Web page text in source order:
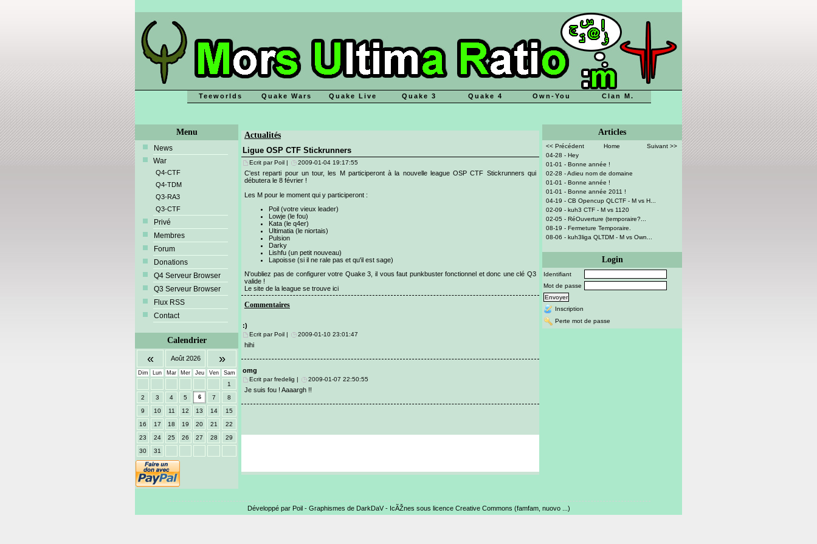
Clan M.
Own-You
Quake 4
Quake 3
Quake Live
Quake Wars
Teeworlds
Menu
News
War
Q4-CTF
Q4-TDM
Q3-RA3
Q3-CTF
Privé
Membres
Forum
Donations
Q4 Serveur Browser
Q3 Serveur Browser
Flux RSS
Contact
Calendrier
« Août 2026 »
Dim Lun Mar Mer Jeu Ven Sam
1
2
3 4 5 6 7
8
9
10 11 12 13 14
15
16
17 18 19 20 21
22
23
24 25 26 27 28
29
30
31
Articles
<< Précédent Home
Suivant >>
04-28 - Hey
01-01 - Bonne année !
02-28 - Adieu nom de domaine
01-01 - Bonne année !
01-01 - Bonne année 2011 !
04-19 - CB Opencup QLCTF - M vs H...
02-09 - kuh3 CTF - M vs 1120
02-05 - RéOuverture (temporaire?...
08-19 - Fermeture Temporaire.
08-06 - kuh3liga QLTDM - M vs Own...
Login
Identifiant
Mot de passe
Inscription
Perte mot de passe
Actualités
Ligue OSP CTF Stickrunners
Ecrit par Poil | 2009-01-04 19:17:55
C'est reparti pour un tour, les M participeront à la nouvelle league OSP CTF Stickrunners qui
débutera le 8 février !
Les M pour le moment qui y participeront :
Poil (votre vieux leader)
Lowje (le fou)
Kata (le q4er)
Ultimatia (le niortais)
Pulsion
Darky
Lishfu (un petit nouveau)
Lapoisse (si il ne rale pas et qu'il est sage)
N'oubliez pas de configurer votre Quake 3, il vous faut punkbuster fonctionnel et donc une clé Q3
valide !
Le site de la league se trouve ici
Commentaires
:)
Ecrit par Poil | 2009-01-10 23:01:47
hihi
omg
Ecrit par fredelig | 2009-01-07 22:50:55
Je suis fou ! Aaaargh !!
Développé par Poil - Graphismes de DarkDaV - IcÃŽnes sous licence Creative Commons (famfam, nuovo ...)